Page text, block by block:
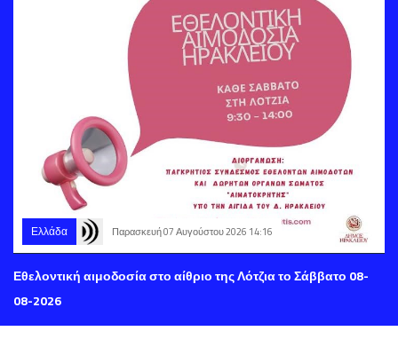
Ελλάδα Παρασκευή 07 Αυγούστου 2026 14:16
Εθελοντική αιμοδοσία στο αίθριο της Λότζια το Σάββατο 08-
08-2026